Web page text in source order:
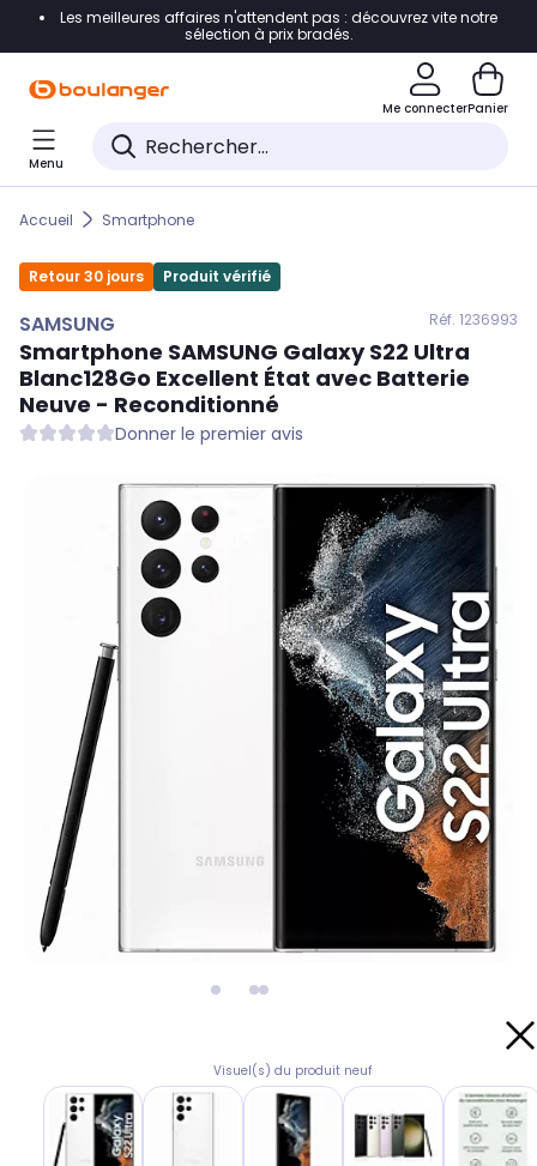
Accéder directement à la navigation
Accéder directement au pied de page
Accéder directement au chatbot
Les meilleures affaires n'attendent pas : découvrez vite notre
sélection à prix bradés.
Me connecterPanier
Menu
Accueil Smartphone
Retour 30 jours Produit vérifié
SAMSUNG Réf. 1236993
Smartphone SAMSUNG Galaxy S22 Ultra
Blanc128Go Excellent État avec Batterie
Neuve - Reconditionné
Donner le premier avis
Visuel(s) du produit neuf